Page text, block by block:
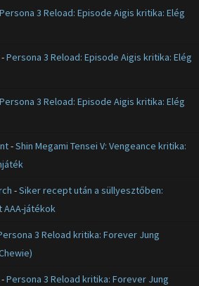
Persona 3 Reload: Episode Aigis kritika: Elég
-Persona 3 Reload: Episode Aigis kritika: Elég
Persona 3 Reload: Episode Aigis kritika: Elég
-Shin Megami Tensei V: Vengeance kritika:
-Siker recept után a süllyesztőben:
játékok
3 Reload kritika: Forever Jung
-Persona 3 Reload kritika: Forever Jung